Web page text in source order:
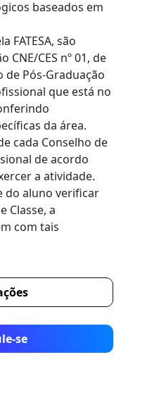
baseados em
FATESA, são
CNE/CES nº 01, de
de Pós-Graduação
que está no
da área.
cada Conselho de
de acordo
a atividade.
do aluno verificar
Classe, a
com tais
se